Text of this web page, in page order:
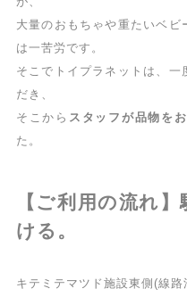
大量のおもちゃや重たいベ
は一苦労です。
そこでトイプラネットは、一
だき、
そこから スタッフが品物を
た。
【ご利用の流れ
ける。
キテミテマツド施設東側(線路